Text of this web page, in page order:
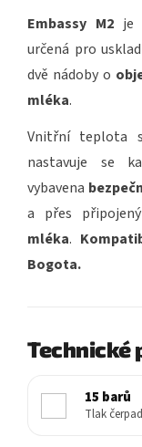
Embassy M2 je
určená pro
dvě nádoby o
mléka.
Vnitřní teplota
nastavuje se
vybavena
a přes
mléka.
Bogota.
Technické
15 barů
Tlak